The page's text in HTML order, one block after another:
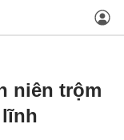
niên trộm
lĩnh